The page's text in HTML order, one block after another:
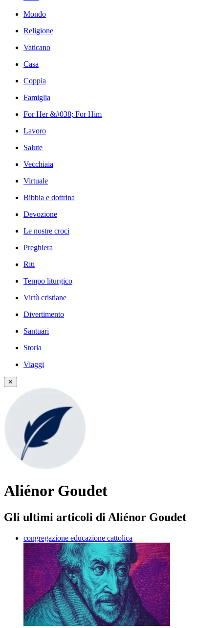
Mondo
Religione
Vaticano
Casa
Coppia
Famiglia
For Her &#038; For Him
Lavoro
Salute
Vecchiaia
Virtuale
Bibbia e dottrina
Devozione
Le nostre croci
Preghiera
Riti
Tempo liturgico
Virtù cristiane
Divertimento
Santuari
Storia
Viaggi
✕
Aliénor Goudet
Gli ultimi articoli di Aliénor Goudet
congregazione educazione cattolica